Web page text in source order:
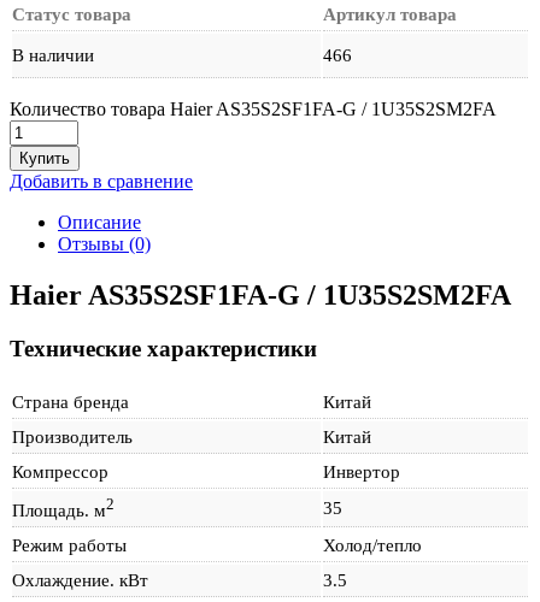
Статус товара Артикул товара
В наличии 466
Количество товара Haier AS35S2SF1FA-G / 1U35S2SM2FA
Купить
Добавить в сравнение
Описание
Отзывы (0)
Haier AS35S2SF1FA-G / 1U35S2SM2FA
Технические характеристики
Страна бренда
Китай
Производитель
Китай
Компрессор
Инвертор
Площадь. м2
35
Режим работы
Холод/тепло
Охлаждение. кВт
3.5